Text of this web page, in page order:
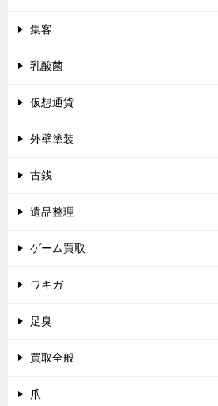
集客
乳酸菌
仮想通貨
外壁塗装
古銭
遺品整理
ゲーム買取
ワキガ
足臭
買取全般
爪